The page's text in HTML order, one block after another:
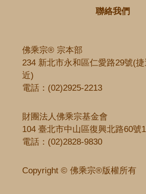
聯絡我們
佛乘宗® 宗本部
234 新北市永和區仁愛路29號(
近)
電話： (02)2925-2213
財團法人佛乘宗基金會
104 臺北市中山區復興北路60號
電話： (02)2828-9830
Copyright © 佛乘宗®版權所有